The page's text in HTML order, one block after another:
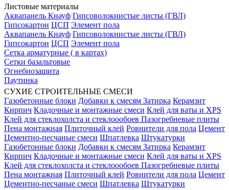
Листовые материалы
Аквапанель Кнауф Гипсоволокнистые листы (ГВЛ)
Гипсокартон ЦСП Элемент пола
Аквапанель Кнауф Гипсоволокнистые листы (ГВЛ)
Гипсокартон ЦСП Элемент пола
Сетка арматурные ( в картах)
Сетки базальтовые
Огнебиозащита
Паутинка
СУХИЕ СТРОИТЕЛЬНЫЕ СМЕСИ
Газобетонные блоки Добавки к смесям Затирка Керамзит
Кирпич Кладочные и монтажные смеси Клей для ваты и XPS
Клей для стеклохолста и стеклоообоев Пазогребневые плиты
Пена монтажная Плиточный клей Ровнители для пола Цемент
Цементно-песчаные смеси Шпатлевка Штукатурки
Газобетонные блоки Добавки к смесям Затирка Керамзит
Кирпич Кладочные и монтажные смеси Клей для ваты и XPS
Клей для стеклохолста и стеклоообоев Пазогребневые плиты
Пена монтажная Плиточный клей Ровнители для пола Цемент
Цементно-песчаные смеси Шпатлевка Штукатурки